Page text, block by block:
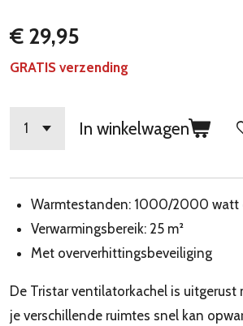
€ 29,95
GRATIS verzending
In winkelwagen
Warmtestanden: 1000/2000
Verwarmingsbereik: 25 m²
Met oververhittingsbeveiliging
De Tristar ventilatorkachel is
je verschillende ruimtes snel kan